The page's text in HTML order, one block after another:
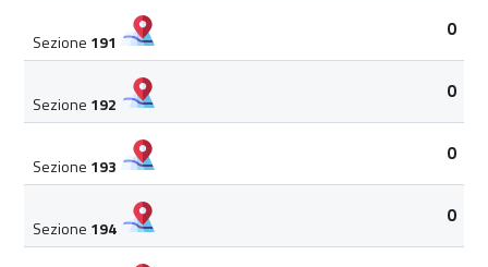
Sezione 191
0
Sezione 192
0
Sezione 193
0
Sezione 194
0